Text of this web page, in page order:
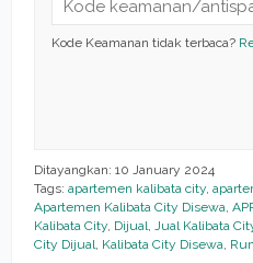
Kode Keamanan tidak terbaca?
Ditayangkan: 10 January 2024
Tags: apartemen kalibata city,
Apartemen Kalibata City Disewa,
Kalibata City, Dijual, Jual Kalibata
City Dijual, Kalibata City Disewa,